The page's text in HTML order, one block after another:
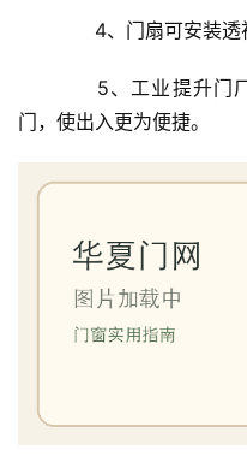
首
页
4、门扇可安装透
5、工业提升门厂
门，使出入更为便捷。